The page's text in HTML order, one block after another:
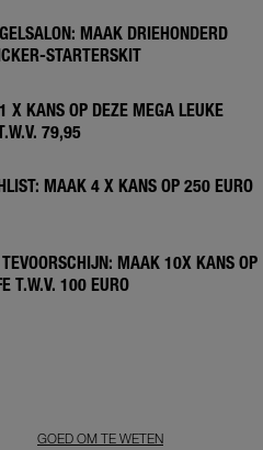
MAAK DRIEHONDERD
STARTERSKIT
X KANS OP DEZE MEGA LEUKE
79,95
MAAK 4 X KANS OP 250 EURO
MAAK 10X KANS OP
T.W.V. 100 EURO
GOED OM TE WETEN